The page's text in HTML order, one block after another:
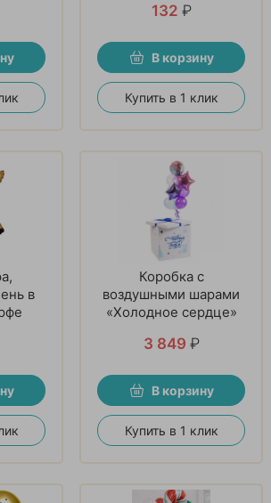
132 ₽
В корзину
Купить в 1 клик
в
Коробка с
воздушными шарами
«Холодное сердце»
3 849 ₽
В корзину
Купить в 1 клик